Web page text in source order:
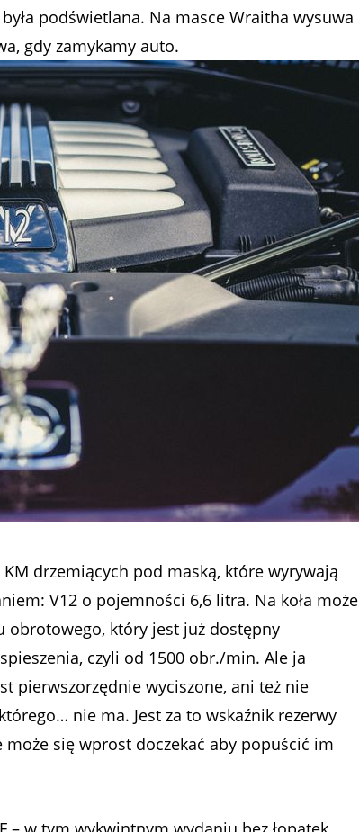
podświetlana. Na masce Wraitha wysuwa
gdy zamykamy auto.
drzemiących pod maską, które wyrywają
V12 o pojemności 6,6 litra. Na koła może
obrotowego, który jest już dostępny
czyli od 1500 obr./min. Ale ja
pierwszorzędnie wyciszone, ani też nie
nie ma. Jest za to wskaźnik rezerwy
się wprost doczekać aby popuścić im